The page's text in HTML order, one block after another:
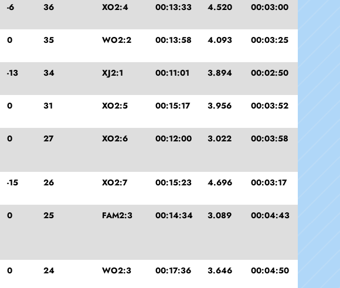
-6 36 XO2:4 00:13:33 4.520 00:03:00
0 35 WO2:2 00:13:58 4.093 00:03:25
-13 34 XJ2:1 00:11:01 3.894 00:02:50
0 31 XO2:5 00:15:17 3.956 00:03:52
0 27 XO2:6 00:12:00 3.022 00:03:58
-15 26 XO2:7 00:15:23 4.696 00:03:17
0 25 FAM2:3 00:14:34 3.089 00:04:43
0 24 WO2:3 00:17:36 3.646 00:04:50